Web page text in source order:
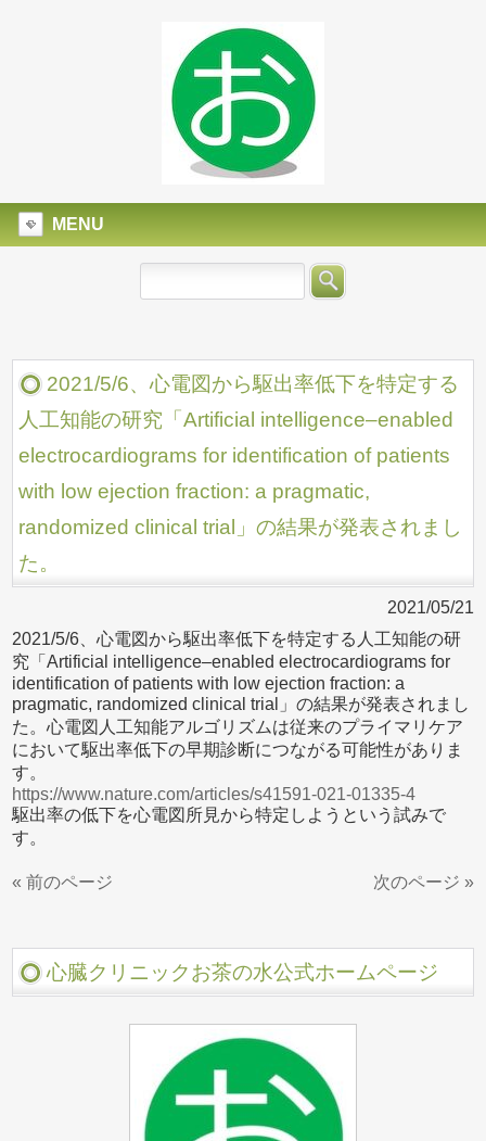
MENU
2021/5/6、心電図から駆出率低下を特定する
人工知能の研究「Artificial intelligence–enabled
electrocardiograms for identification of patients
with low ejection fraction: a pragmatic,
randomized clinical trial」の結果が発表されまし
た。
2021/05/21
2021/5/6、心電図から駆出率低下を特定する人工知能の研
究「Artificial intelligence–enabled electrocardiograms for
identification of patients with low ejection fraction: a
pragmatic, randomized clinical trial」の結果が発表されまし
た。心電図人工知能アルゴリズムは従来のプライマリケア
において駆出率低下の早期診断につながる可能性がありま
す。
https://www.nature.com/articles/s41591-021-01335-4
駆出率の低下を心電図所見から特定しようという試みで
す。
« 前のページ 次のページ »
心臓クリニックお茶の水公式ホームページ